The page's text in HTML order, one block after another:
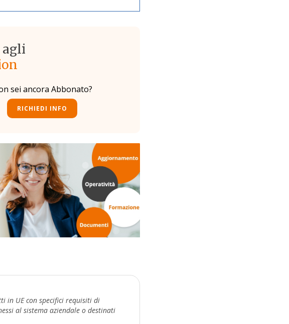
agli
sei ancora Abbonato?
RICHIEDI INFO
in UE con specifici requisiti di
al sistema aziendale o destinati